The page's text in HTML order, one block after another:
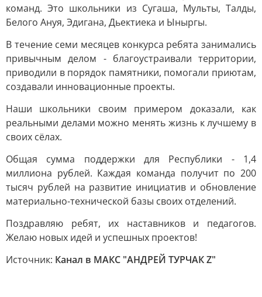
команд. Это школьники из Сугаша, Мульты, Талды,
Белого Ануя, Эдигана, Дьектиека и Ыныргы.
В течение семи месяцев конкурса ребята занимались
привычным делом - благоустраивали территории,
приводили в порядок памятники, помогали приютам,
создавали инновационные проекты.
Наши школьники своим примером доказали, как
реальными делами можно менять жизнь к лучшему в
своих сёлах.
Общая сумма поддержки для Республики - 1,4
миллиона рублей. Каждая команда получит по 200
тысяч рублей на развитие инициатив и обновление
материально-технической базы своих отделений.
Поздравляю ребят, их наставников и педагогов.
Желаю новых идей и успешных проектов!
Источник: Канал в МАКС "АНДРЕЙ ТУРЧАК Z"